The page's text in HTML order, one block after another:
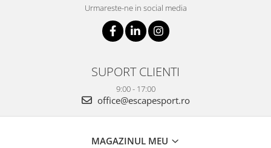
Urmareste-ne in social media
SUPORT CLIENTI
9:00 - 17:00
office@escapesport.ro
MAGAZINUL MEU